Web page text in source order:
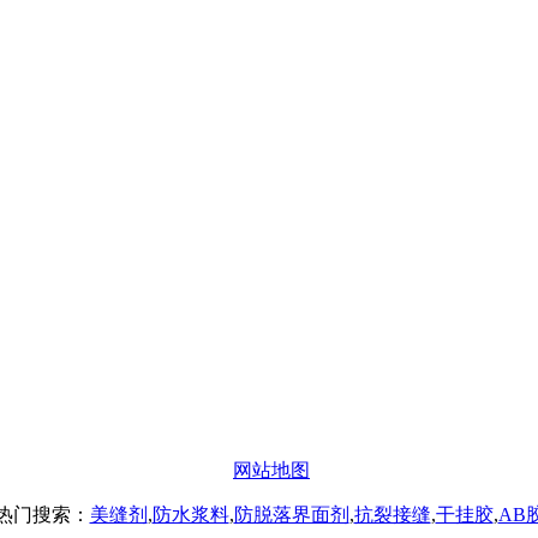
网站地图
门搜索： 美缝剂 ,防水浆料,防脱落界面剂 ,抗裂接缝,干挂胶,AB